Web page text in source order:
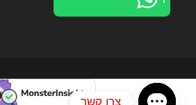
צרו קשר